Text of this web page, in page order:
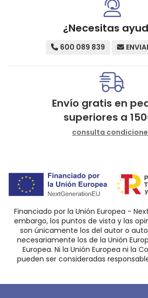
¿Necesitas
600 089 839
Envío gratis en
superiores a 150
consulta
Financiado por la Unión Europea -
embargo, los puntos de vista y las
son únicamente los del autor o
necesariamente los de la Unión
Europea. Ni la Unión Europea ni la
pueden ser consideradas